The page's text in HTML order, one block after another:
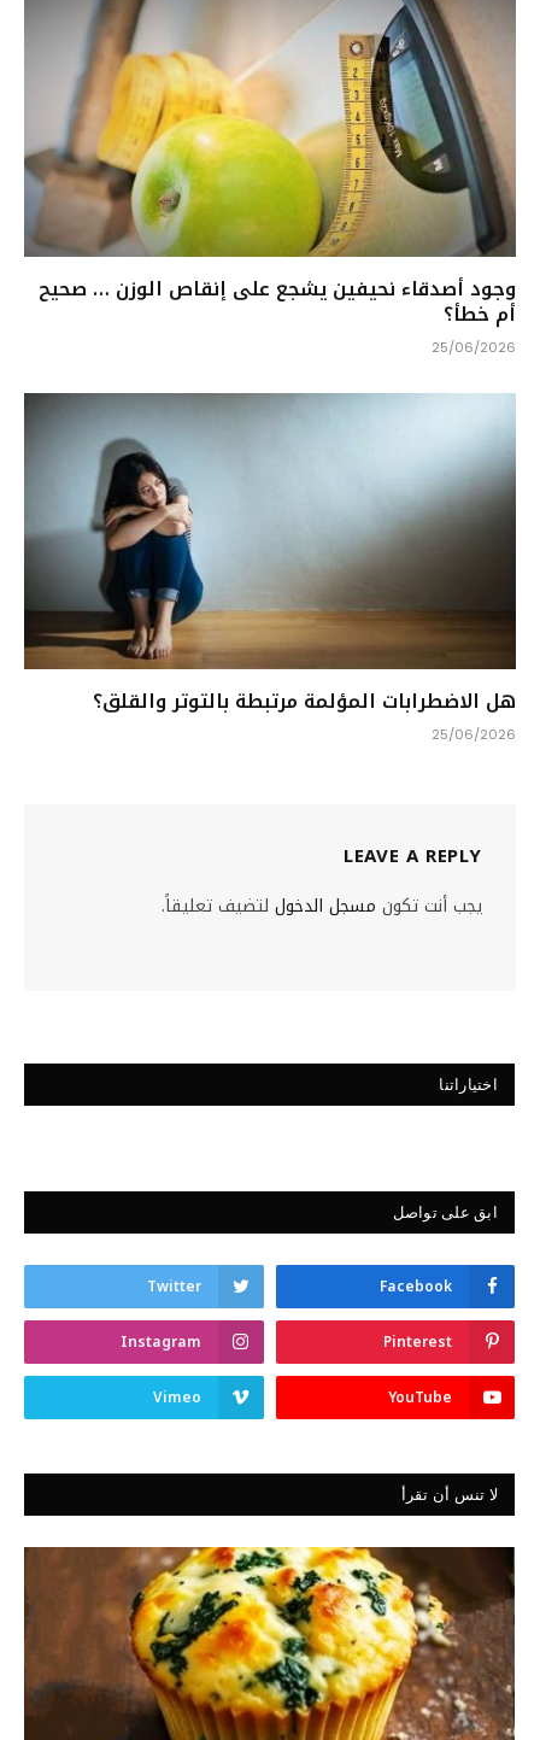
وجود أصدقاء نحيفين يشجع على إنقاص الوزن … صحيح
أم خطأ؟
25/06/2026
هل الاضطرابات المؤلمة مرتبطة بالتوتر والقلق؟
25/06/2026
LEAVE A REPLY
يجب أنت تكون مسجل الدخول لتضيف تعليقاً.
اختياراتنا
ابق على تواصل
Facebook
Twitter
Pinterest
Instagram
YouTube
Vimeo
لا تنس أن تقرأ